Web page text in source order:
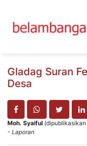
Gladag Suran
Desa
Moh. Syaiful (dipublikasikan
- Laporan